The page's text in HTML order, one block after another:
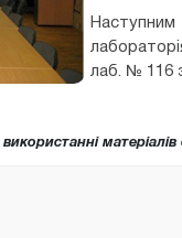
Наступним
лаб. № 116